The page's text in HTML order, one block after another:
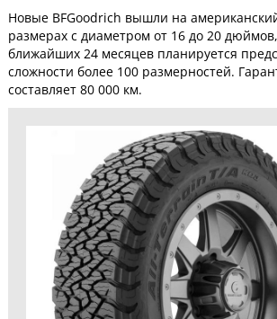
Новые BFGoodrich вышли на
размерах с диаметром от 16 до 20
ближайших 24 месяцев планируется
сложности более 100 размерностей.
составляет 80 000 км.